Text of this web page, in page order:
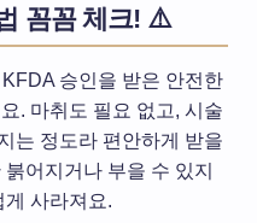
꼼꼼 체크! ⚠️
승인을 받은 안전한
. 마취도 필요 없고, 시술
는 정도라 편안하게 받을
어지거나 부을 수 있지
게 사라져요.